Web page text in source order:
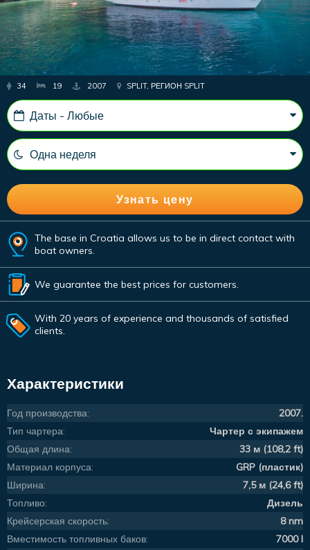
34 19 2007 SPLIT, РЕГИОН SPLIT
The base in Croatia allows us to be in direct contact with
boat owners.
We guarantee the best prices for customers.
With 20 years of experience and thousands of satisfied
clients.
Характеристики
Год производства:
2007.
Тип чартера:
Чартер с экипажем
Общая длина:
33 м (108,2 ft)
Материал корпуса:
GRP (пластик)
Ширина:
7,5 м (24,6 ft)
Топливо:
Дизель
Крейсерская скорость:
8 nm
Вместимость топливных баков:
7000 l